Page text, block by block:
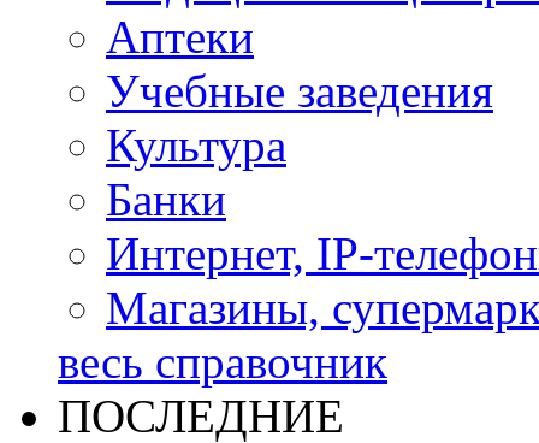
Аптеки
Учебные заведения
Культура
Банки
Интернет, IP-
Магазины,
весь справочник
ПОСЛЕДНИЕ